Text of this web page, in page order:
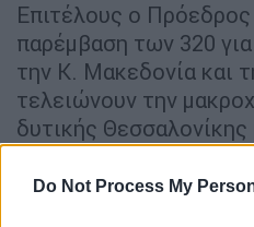
Do Not Process My
Επιτέλους ο
παρέμβαση των 320
την Κ. Μακεδονία και
τελειώνουν την
δυτικής
κέντρα υγείας,